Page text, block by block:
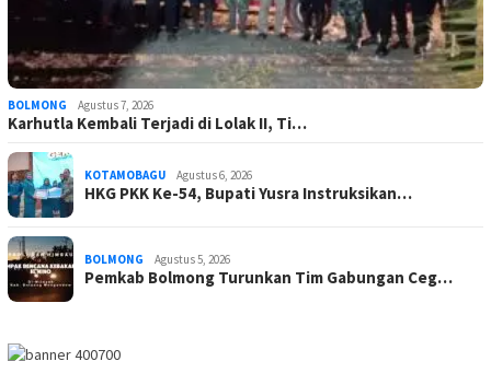
BOLMONG Agustus 7, 2026
Karhutla Kembali Terjadi di Lolak II, Ti…
KOTAMOBAGU Agustus 6, 2026
HKG PKK Ke-54, Bupati Yusra Instruksikan…
BOLMONG Agustus 5, 2026
Pemkab Bolmong Turunkan Tim Gabungan Ceg…